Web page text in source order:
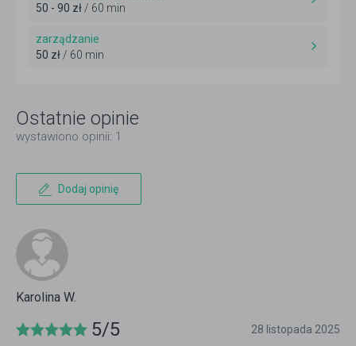
50 - 90 zł/ 60 min
zarządzanie
50 zł/ 60 min
Ostatnie opinie
wystawiono opinii: 1
Dodaj opinię
Karolina W.
5/5 28 listopada 2025